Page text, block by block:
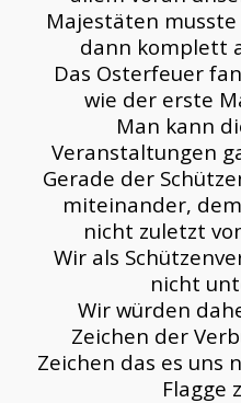
Majestäten
dann komplett
Das Osterfeuer
wie der erste
Man kann
Veranstaltungen
Gerade der
miteinander,
nicht zuletzt
Wir als
nicht
Wir würden
Zeichen der
Zeichen das es uns
Flagge